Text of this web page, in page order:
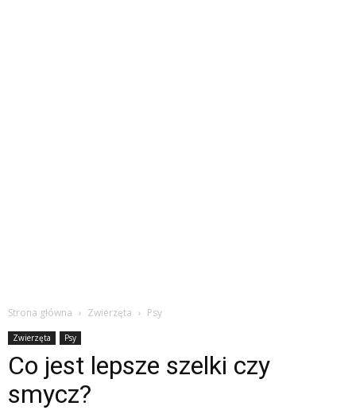
Strona główna Zwierzęta Psy
Zwierzęta Psy
Co jest lepsze szelki czy
smycz?